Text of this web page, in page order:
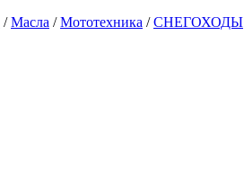
/Масла /Мототехника /СНЕГОХОДЫ